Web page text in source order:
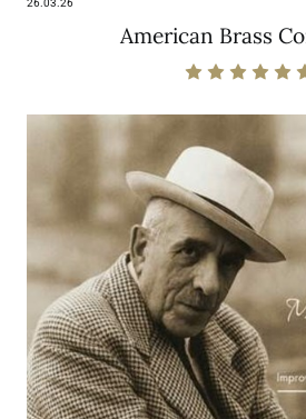
26.03.26
American Brass